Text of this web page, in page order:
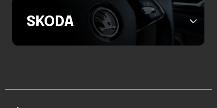
SKODA